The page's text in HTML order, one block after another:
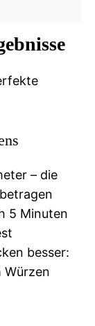
– die
5 Minuten
besser:
Würzen